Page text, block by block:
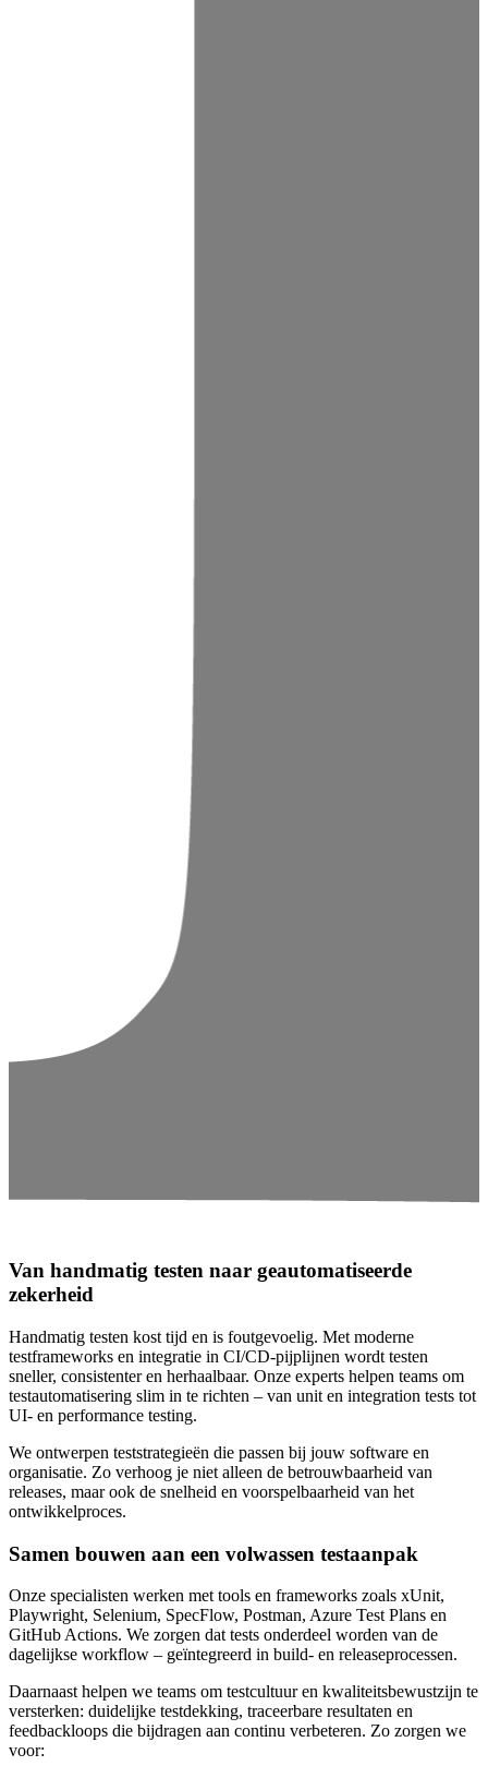
Van handmatig testen naar geautomatiseerde
zekerheid
Handmatig testen kost tijd en is foutgevoelig. Met moderne
testframeworks en integratie in CI/CD-pijplijnen wordt testen
sneller, consistenter en herhaalbaar. Onze experts helpen teams om
testautomatisering slim in te richten – van unit en integration tests tot
UI- en performance testing.
We ontwerpen teststrategieën die passen bij jouw software en
organisatie. Zo verhoog je niet alleen de betrouwbaarheid van
releases, maar ook de snelheid en voorspelbaarheid van het
ontwikkelproces.
Samen bouwen aan een volwassen testaanpak
Onze specialisten werken met tools en frameworks zoals xUnit,
Playwright, Selenium, SpecFlow, Postman, Azure Test Plans en
GitHub Actions. We zorgen dat tests onderdeel worden van de
dagelijkse workflow – geïntegreerd in build- en releaseprocessen.
Daarnaast helpen we teams om testcultuur en kwaliteitsbewustzijn te
versterken: duidelijke testdekking, traceerbare resultaten en
feedbackloops die bijdragen aan continu verbeteren. Zo zorgen we
voor: